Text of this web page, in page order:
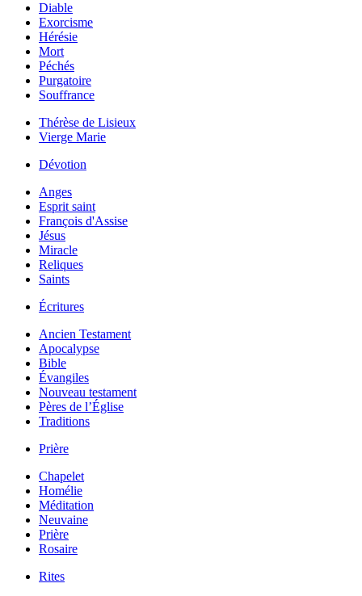
Diable
Exorcisme
Hérésie
Mort
Péchés
Purgatoire
Souffrance
Thérèse de Lisieux
Vierge Marie
Dévotion
Anges
Esprit saint
François d'Assise
Jésus
Miracle
Reliques
Saints
Écritures
Ancien Testament
Apocalypse
Bible
Évangiles
Nouveau testament
Pères de l’Église
Traditions
Prière
Chapelet
Homélie
Méditation
Neuvaine
Prière
Rosaire
Rites